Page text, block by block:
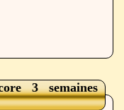
3 semaines